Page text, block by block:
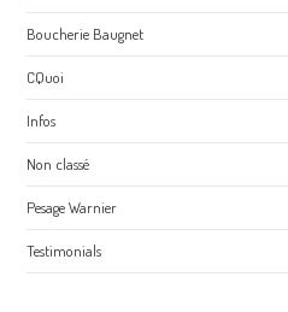
Boucherie Baugnet
CQuoi
Infos
Non classé
Pesage Warnier
Testimonials